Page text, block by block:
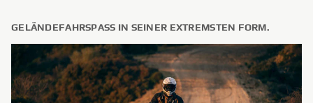
GELÄNDEFAHRSPASS IN SEINER EXTREMSTEN FORM.